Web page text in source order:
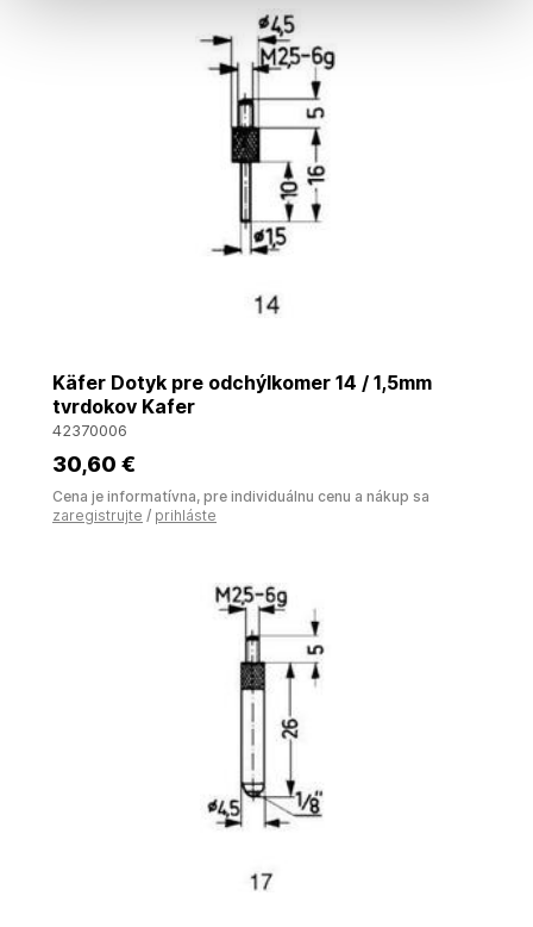
Käfer Dotyk pre odchýlkomer 14 / 1,5mm
tvrdokov Kafer
42370006
30,60 €
Cena je informatívna, pre individuálnu cenu a nákup sa
zaregistrujte / prihláste